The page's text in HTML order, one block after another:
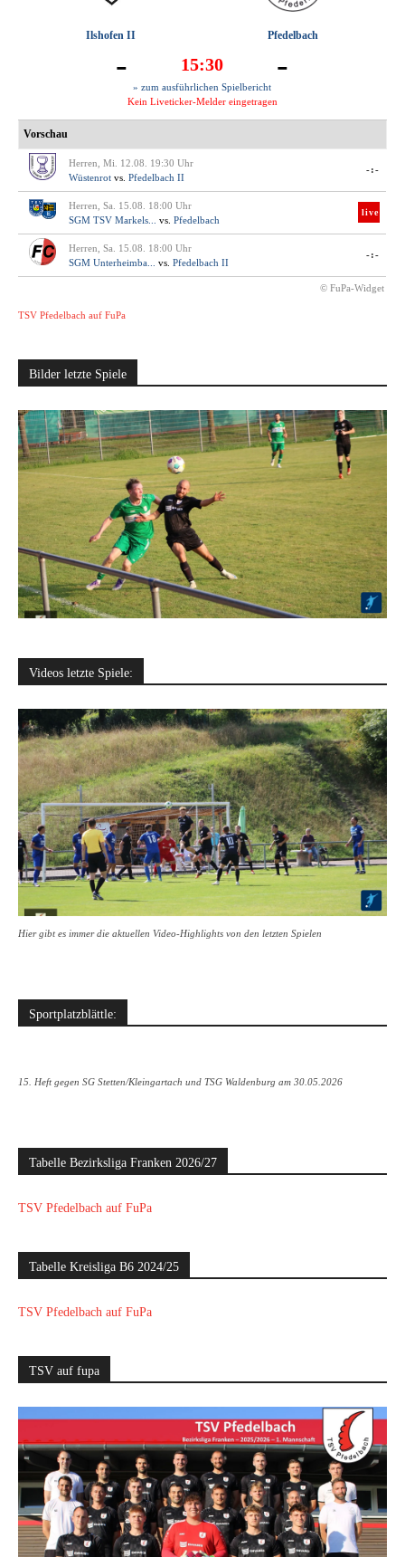
Ilshofen II Pfedelbach
- 15:30 -
» zum ausführlichen Spielbericht
Kein Liveticker-Melder eingetragen
Vorschau
Herren, Mi. 12.08. 19:30 Uhr
Wüstenrot vs. Pfedelbach II
-:-
Herren, Sa. 15.08. 18:00 Uhr
SGM TSV Markels...
vs. Pfedelbach
live
Herren, Sa. 15.08. 18:00 Uhr
SGM Unterheimba...
vs. Pfedelbach II
-:-
© FuPa-Widget
TSV Pfedelbach auf FuPa
Bilder letzte Spiele
Videos letzte Spiele:
Hier gibt es immer die aktuellen Video-Highlights von den letzten Spielen
Sportplatzblättle:
15. Heft gegen SG Stetten/Kleingartach und TSG Waldenburg am 30.05.2026
Tabelle Bezirksliga Franken 2026/27
TSV Pfedelbach auf FuPa
Tabelle Kreisliga B6 2024/25
TSV Pfedelbach auf FuPa
TSV auf fupa